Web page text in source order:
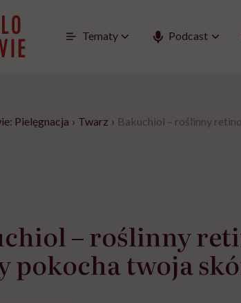
Tematy Podcast
Pielęgnacja › Twarz › Bakuchiol – roślinny
– roślinny
pokocha twoja